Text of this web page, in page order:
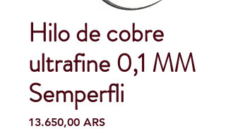
Hilo de cobre
ultrafine 0,1 MM
Semperfli
13.650,00 ARSPrecio